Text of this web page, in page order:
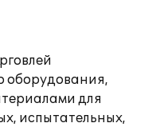
оборудования,
для
испытательных,